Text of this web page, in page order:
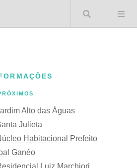
Buscar
Alto das Águas
Julieta
Habitacional Prefeito
Ganéo
Luiz Marchiori